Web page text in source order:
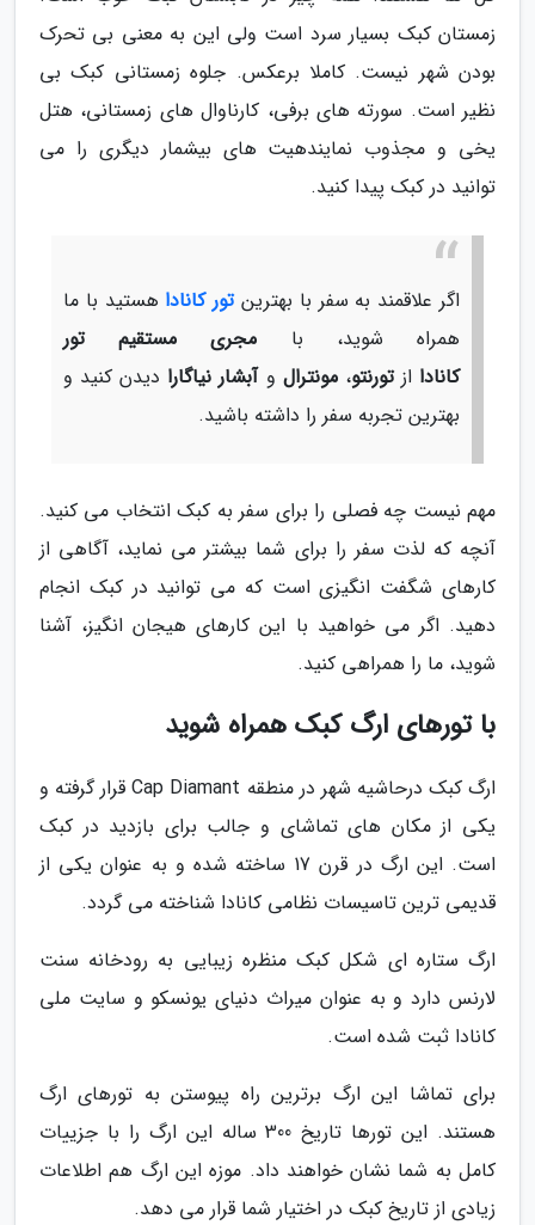
زمستان کبک بسیار سرد است ولی این به معنی بی تحرک
بودن شهر نیست. کاملا برعکس. جلوه زمستانی کبک بی
نظیر است. سورته های برفی، کارناوال های زمستانی، هتل
یخی و مجذوب نمایندهیت های بیشمار دیگری را می
توانید در کبک پیدا کنید.
اگر علاقمند به سفر با بهترینتور کانادا هستید با ما
همراه شوید، با مجری مستقیم تور
کانادا ازتورنتو،مونترال وآبشار نیاگارا دیدن کنید و
بهترین تجربه سفر را داشته باشید.
مهم نیست چه فصلی را برای سفر به کبک انتخاب می کنید.
آنچه که لذت سفر را برای شما بیشتر می نماید، آگاهی از
کارهای شگفت انگیزی است که می توانید در کبک انجام
دهید. اگر می خواهید با این کارهای هیجان انگیز، آشنا
شوید، ما را همراهی کنید.
با تورهای ارگ کبک همراه شوید
ارگ کبک درحاشیه شهر در منطقه Cap Diamant قرار گرفته و
یکی از مکان های تماشای و جالب برای بازدید در کبک
است. این ارگ در قرن 17 ساخته شده و به عنوان یکی از
قدیمی ترین تاسیسات نظامی کانادا شناخته می گردد.
ارگ ستاره ای شکل کبک منظره زیبایی به رودخانه سنت
لارنس دارد و به عنوان میراث دنیای یونسکو و سایت ملی
کانادا ثبت شده است.
برای تماشا این ارگ برترین راه پیوستن به تورهای ارگ
هستند. این تورها تاریخ 300 ساله این ارگ را با جزییات
کامل به شما نشان خواهند داد. موزه این ارگ هم اطلاعات
زیادی از تاریخ کبک در اختیار شما قرار می دهد.